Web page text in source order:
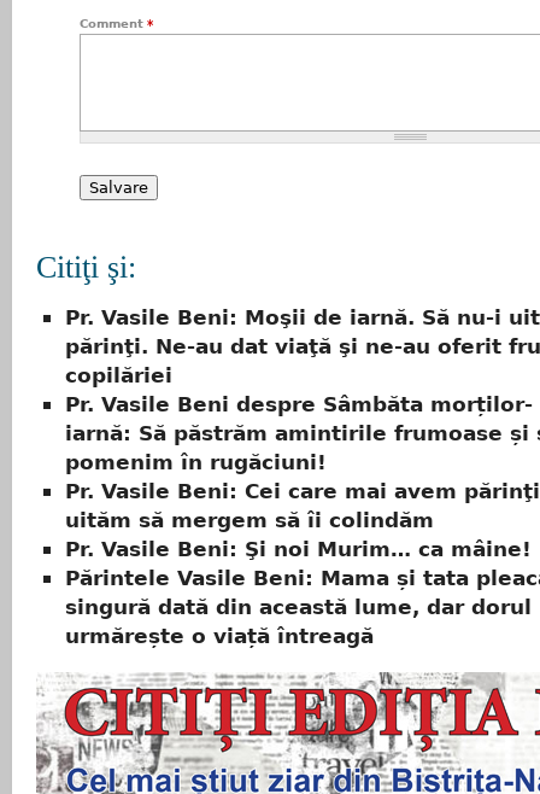
Comment *
Citiţi şi:
Pr. Vasile Beni: Moşii de iarnă. Să nu-i
părinţi. Ne-au dat viaţă şi ne-au oferit
copilăriei
Pr. Vasile Beni despre Sâmbăta
iarnă: Să păstrăm amintirile frumoase și
pomenim în rugăciuni!
Pr. Vasile Beni: Cei care mai avem
uităm să mergem să îi colindăm
Pr. Vasile Beni: Şi noi Murim… ca mâine!
Părintele Vasile Beni: Mama și tata
singură dată din această lume, dar dorul
urmărește o viață întreagă